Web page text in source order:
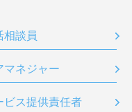
相談員
マネジャー
ビス提供責任者